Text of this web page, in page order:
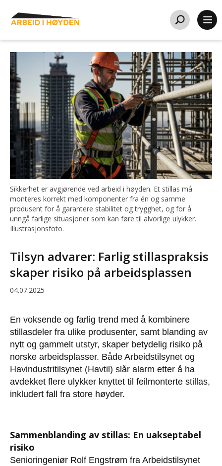
Sikkerhet er avgjørende ved arbeid i høyden. Et stillas må
monteres korrekt med komponenter fra én og samme
produsent for å garantere stabilitet og trygghet, og for å
unngå farlige situasjoner som kan føre til alvorlige ulykker.
Illustrasjonsfoto.
Tilsyn advarer: Farlig stillaspraksis
skaper risiko på arbeidsplassen
04.07.2025
En voksende og farlig trend med å kombinere
stillasdeler fra ulike produsenter, samt blanding av
nytt og gammelt utstyr, skaper betydelig risiko på
norske arbeidsplasser. Både Arbeidstilsynet og
Havindustritilsynet (Havtil) slår alarm etter å ha
avdekket flere ulykker knyttet til feilmonterte stillas,
inkludert fall fra store høyder.
Sammenblanding av stillas: En uakseptabel
risiko
Senioringeniør Rolf Engstrøm fra Arbeidstilsynet